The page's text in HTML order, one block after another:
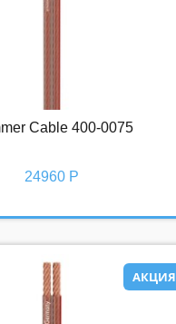
Cable 400-0075
24960 Р
АКЦИЯ